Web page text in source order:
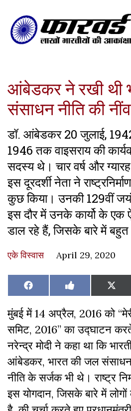
आंबेडकर ने रखी थी
संसाधन नीति की नींव
डॉ. आंबेडकर 20 जुलाई,
1946 तक वाइसराय की
सदस्य थे। चार वर्ष और
इस दूरदर्शी नेता ने
कुछ किया। उनकी 129वीं
इस दौर में उनके कार्यो के एक
डाल रहे हैं, जिसके बारे में
एके विस्वास April 29, 2020
Share
on
Facebook Share
on
Like
on
on
X
मुंबई में 14 अप्रैल, 2016 को
समिट, 2016” का उद्घाटन
नरेन्द्र मोदी ने कहा था कि
आंबेडकर, भारत की जल संसाधन
नीति के सर्जक भी थे। राष्ट्र
इस योगदान, जिसके बारे में